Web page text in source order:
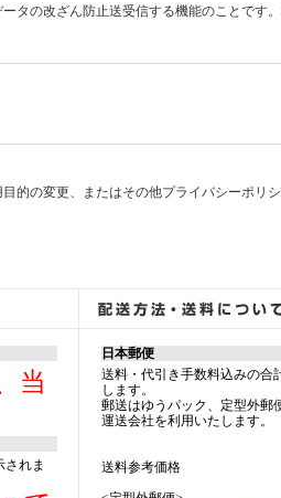
タの改ざん防止送受信する機能のことです
的の変更、またはその他プライバシーポリ
当
れま
日本郵便
送料・代引き手数料込みの合
します。
郵送はゆうパック、定型外郵
運送会社を利用いたします。
送料参考価格